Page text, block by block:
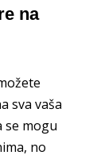
na
sva vaša
se mogu
no